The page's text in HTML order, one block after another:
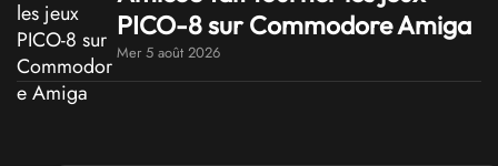
PICO-8 sur Commodore Amiga
Mer 5 août 2026